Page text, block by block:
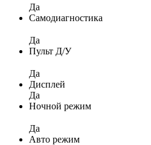
Да
Самодиагностика
Да
Пульт Д/У
Да
Дисплей
Да
Ночной режим
Да
Авто режим